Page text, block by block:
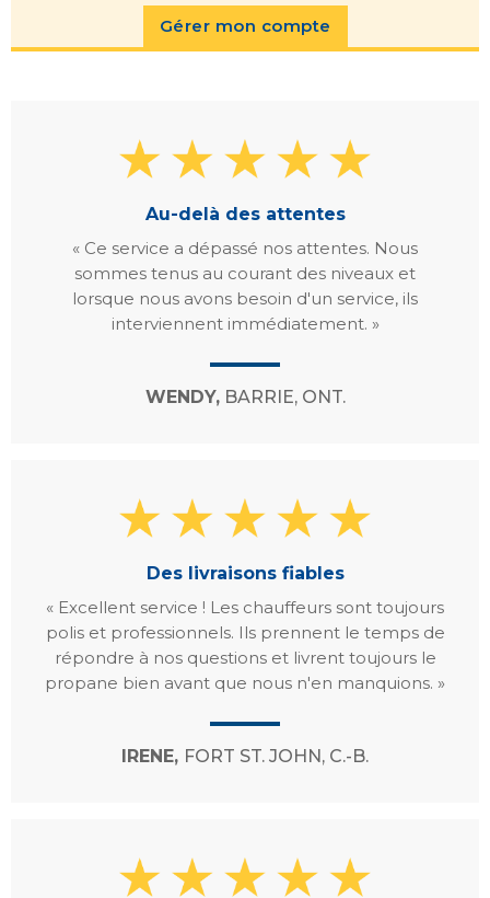
Gérer mon compte
Au-delà des attentes
« Ce service a dépassé nos attentes. Nous
sommes tenus au courant des niveaux et
lorsque nous avons besoin d'un service, ils
interviennent immédiatement. »
WENDY,BARRIE, ONT.
Des livraisons fiables
« Excellent service ! Les chauffeurs sont toujours
polis et professionnels. Ils prennent le temps de
répondre à nos questions et livrent toujours le
propane bien avant que nous n'en manquions. »
IRENE, FORT ST. JOHN, C.-B.